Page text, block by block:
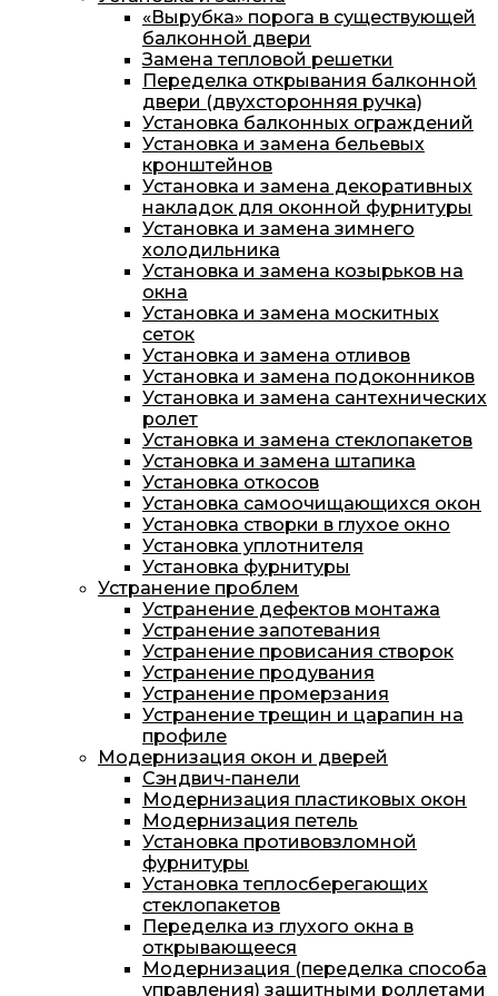
«Вырубка» порога в существующей
балконной двери
Замена тепловой решетки
Переделка открывания балконной
двери (двухсторонняя ручка)
Установка балконных ограждений
Установка и замена бельевых
кронштейнов
Установка и замена декоративных
накладок для оконной фурнитуры
Установка и замена зимнего
холодильника
Установка и замена козырьков на
окна
Установка и замена москитных
сеток
Установка и замена отливов
Установка и замена подоконников
Установка и замена сантехнических
ролет
Установка и замена стеклопакетов
Установка и замена штапика
Установка откосов
Установка самоочищающихся окон
Установка створки в глухое окно
Установка уплотнителя
Установка фурнитуры
Устранение проблем
Устранение дефектов монтажа
Устранение запотевания
Устранение провисания створок
Устранение продувания
Устранение промерзания
Устранение трещин и царапин на
профиле
Модернизация окон и дверей
Сэндвич-панели
Модернизация пластиковых окон
Модернизация петель
Установка противовзломной
фурнитуры
Установка теплосберегающих
стеклопакетов
Переделка из глухого окна в
открывающееся
Модернизация (переделка способа
управления) защитными роллетами